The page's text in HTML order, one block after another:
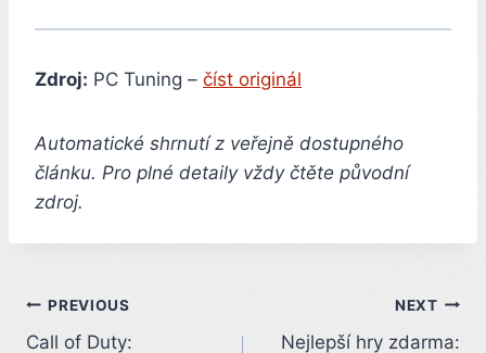
Zdroj: PC Tuning – číst originál
Automatické shrnutí z veřejně dostupného
článku. Pro plné detaily vždy čtěte původní
zdroj.
Post
PREVIOUS
Call of Duty:
NEXT
Nejlepší hry zdarma: